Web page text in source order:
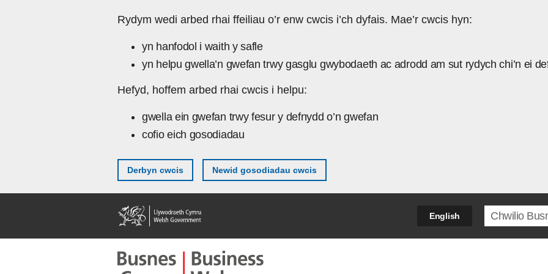
Rydym wedi arbed rhai ffeiliau o’r enw cwcis i’ch dyfais. Mae’r cwcis hyn:
yn hanfodol i waith y safle
yn helpu gwella’n gwefan trwy gasglu gwybodaeth ac adrodd am sut rydych chi’n ei
Hefyd, hoffem arbed rhai cwcis i helpu:
gwella ein gwefan trwy fesur y defnydd o’n gwefan
cofio eich gosodiadau
Derbyn cwcis Newid gosodiadau cwcis
English Search